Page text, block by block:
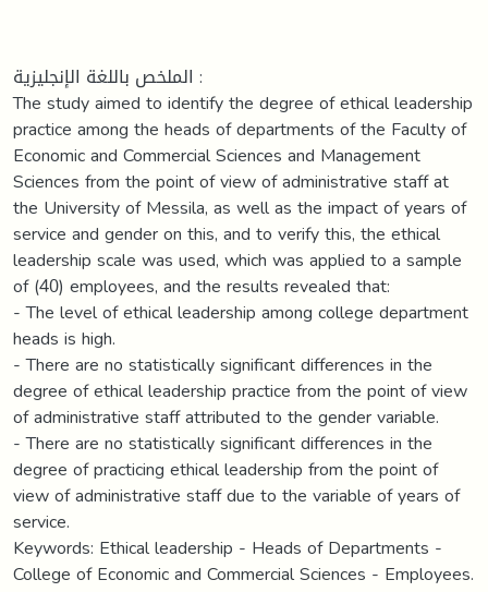
الملخص باللغة الإنجليزية :
The study aimed to identify the degree of ethical leadership
practice among the heads of departments of the Faculty of
Economic and Commercial Sciences and Management
Sciences from the point of view of administrative staff at
the University of Messila, as well as the impact of years of
service and gender on this, and to verify this, the ethical
leadership scale was used, which was applied to a sample
of (40) employees, and the results revealed that:
- The level of ethical leadership among college department
heads is high.
- There are no statistically significant differences in the
degree of ethical leadership practice from the point of view
of administrative staff attributed to the gender variable.
- There are no statistically significant differences in the
degree of practicing ethical leadership from the point of
view of administrative staff due to the variable of years of
service.
Keywords: Ethical leadership - Heads of Departments -
College of Economic and Commercial Sciences - Employees.